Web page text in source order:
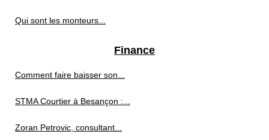
Qui sont les monteurs...
Finance
Comment faire baisser son...
STMA Courtier à Besançon :...
Zoran Petrovic, consultant...